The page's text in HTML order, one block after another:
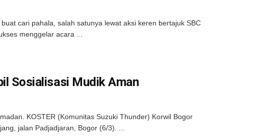
cari pahala, salah satunya lewat aksi keren bertajuk SBC
menggelar acara ...
Sosialisasi Mudik Aman
KOSTER (Komunitas Suzuki Thunder) Korwil Bogor
jalan Padjadjaran, Bogor (6/3). ...